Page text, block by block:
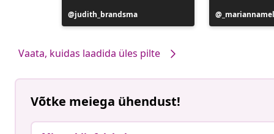
Postitus
avaldatud
judith_brandsma
Postitus
avaldatud
Vaata, kuidas laadida üles pilte
Võtke meiega ühendust!